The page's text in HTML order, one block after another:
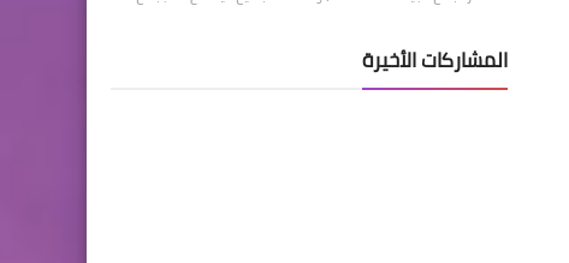
المشاركات الأخيرة